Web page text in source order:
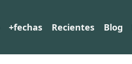
+fechas Recientes Blog